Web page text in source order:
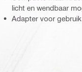
licht en wendbaar
Adapter voor